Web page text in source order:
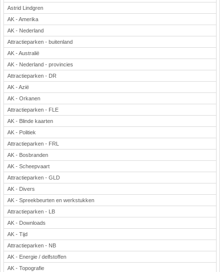
Astrid Lindgren
AK - Amerika
AK - Nederland
Attractieparken - buitenland
AK - Australië
AK - Nederland - provincies
Attractieparken - DR
AK - Azië
AK - Orkanen
Attractieparken - FLE
AK - Blinde kaarten
AK - Politiek
Attractieparken - FRL
AK - Bosbranden
AK - Scheepvaart
Attractieparken - GLD
AK - Divers
AK - Spreekbeurten en werkstukken
Attractieparken - LB
AK - Downloads
AK - Tijd
Attractieparken - NB
AK - Energie / delfstoffen
AK - Topografie